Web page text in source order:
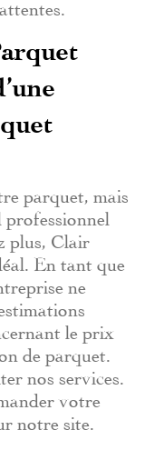
parquet, mais
professionnel
plus, Clair
En tant que
ne
le prix
de parquet.
nos services.
votre
notre site.